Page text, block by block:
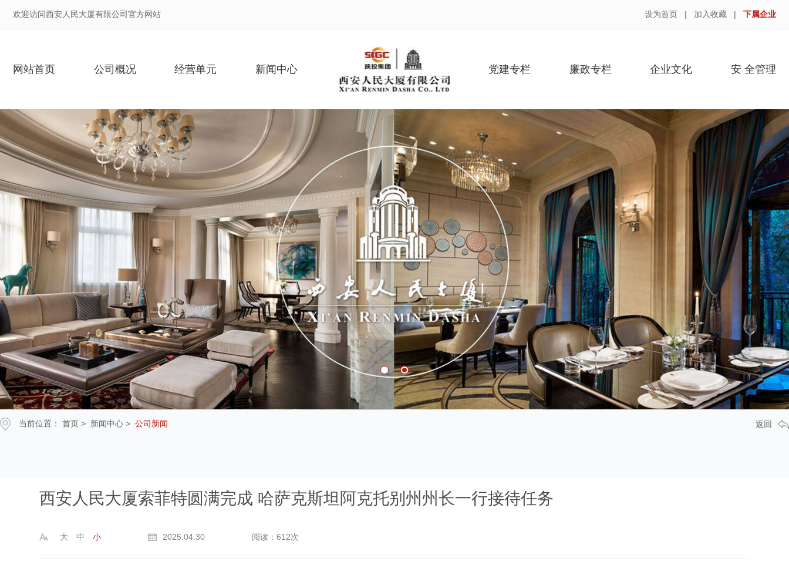
欢迎访问西安人民大厦有限公司官方网站 设为首页 | 加入收藏 | 下属企业
网站首页 公司概况 经营单元 新闻中心 党建专栏 廉政专栏 企业文化 安 全管理
当前位置： 首页 > 新闻中心 > 公司新闻 返回
西安人民大厦索菲特圆满完成 哈萨克斯坦阿克托别州州长一行接待任务
大 中 小 2025.04.30 阅读：612次